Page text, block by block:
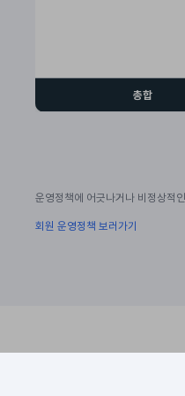
총합
운영정책에 어긋나거나 비정상적
회원 운영정책 보러가기